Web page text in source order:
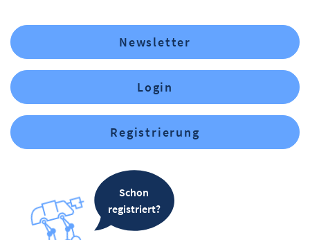
Newsletter
Login
Registrierung
Schon
registriert?